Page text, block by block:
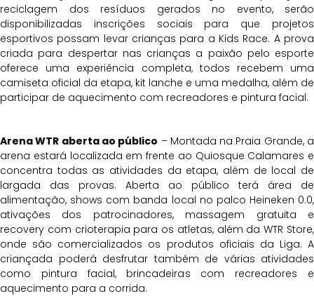
reciclagem dos resíduos gerados no evento, serão
disponibilizadas inscrições sociais para que projetos
esportivos possam levar crianças para a Kids Race. A prova
criada para despertar nas crianças a paixão pelo esporte
oferece uma experiência completa, todos recebem uma
camiseta oficial da etapa, kit lanche e uma medalha, além de
participar de aquecimento com recreadores e pintura facial.
Arena WTR aberta ao público – Montada na Praia Grande, a
arena estará localizada em frente ao Quiosque Calamares e
concentra todas as atividades da etapa, além de local de
largada das provas. Aberta ao público terá área de
alimentação, shows com banda local no palco Heineken 0.0,
ativações dos patrocinadores, massagem gratuita e
recovery com crioterapia para os atletas, além da WTR Store,
onde são comercializados os produtos oficiais da Liga. A
criançada poderá desfrutar também de várias atividades
como pintura facial, brincadeiras com recreadores e
aquecimento para a corrida.